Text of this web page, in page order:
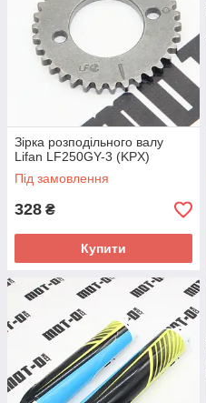
Зірка розподільного валу
Lifan LF250GY-3 (KPX)
Під замовлення
328 ₴
Купити